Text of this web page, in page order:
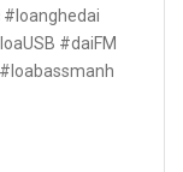
#daiFM